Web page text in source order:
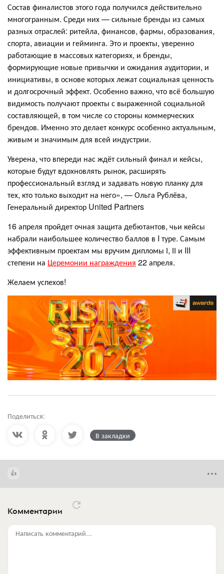
Состав финалистов этого года получился действительно
многогранным. Среди них — сильные бренды из самых
разных отраслей: ритейла, финансов, фармы, образования,
спорта, авиации и гейминга. Это и проекты, уверенно
работающие в массовых категориях, и бренды,
формирующие новые привычки и ожидания аудитории, и
инициативы, в основе которых лежат социальная ценность
и долгосрочный эффект. Особенно важно, что всё большую
видимость получают проекты с выраженной социальной
составляющей, в том числе со стороны коммерческих
брендов. Именно это делает конкурс особенно актуальным,
живым и значимым для всей индустрии.
Уверена, что впереди нас ждёт сильный финал и кейсы,
которые будут вдохновлять рынок, расширять
профессиональный взгляд и задавать новую планку для
тех, кто только выходит на него», — Ольга Рублёва,
Генеральный директор United Partners
16 апреля пройдет очная защита дебютантов, чьи кейсы
набрали наибольшее количество баллов в I туре. Самым
эффективным проектам мы вручим дипломы І, ІІ и III
степени на Церемонии награждения 22 апреля.
Желаем успехов!
Поделиться:
В закладки
Комментарии
Написать комментарий...